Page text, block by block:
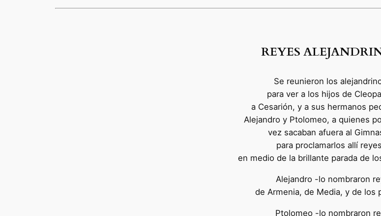
REYES
Se reunieron los
para ver a los hijos de
a Cesarión, y a sus hermanos
Alejandro y Ptolomeo, a quienes
vez sacaban afuera al
para proclamarlos allí
en medio de la brillante parada de
Alejandro -lo nombraron
de Armenia, de Media, y de los
Ptolomeo -lo nombraron